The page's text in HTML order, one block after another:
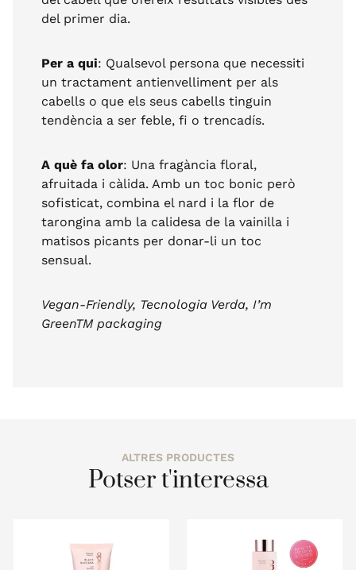
del primer dia.
Per a qui: Qualsevol persona que necessiti
un tractament antienvelliment per als
cabells o que els seus cabells tinguin
tendència a ser feble, fi o trencadís.
A què fa olor: Una fragància floral,
afruitada i càlida. Amb un toc bonic però
sofisticat, combina el nard i la flor de
tarongina amb la calidesa de la vainilla i
matisos picants per donar-li un toc
sensual.
Vegan-Friendly, Tecnologia Verda, I’m
GreenTM packaging
ALTRES PRODUCTES
Potser t'interessa